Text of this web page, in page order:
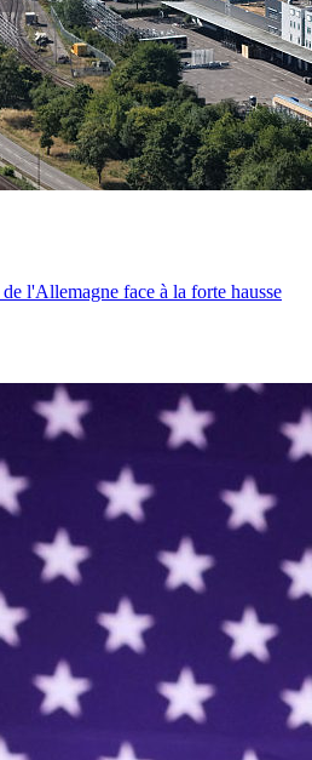
l'Allemagne face à la forte hausse